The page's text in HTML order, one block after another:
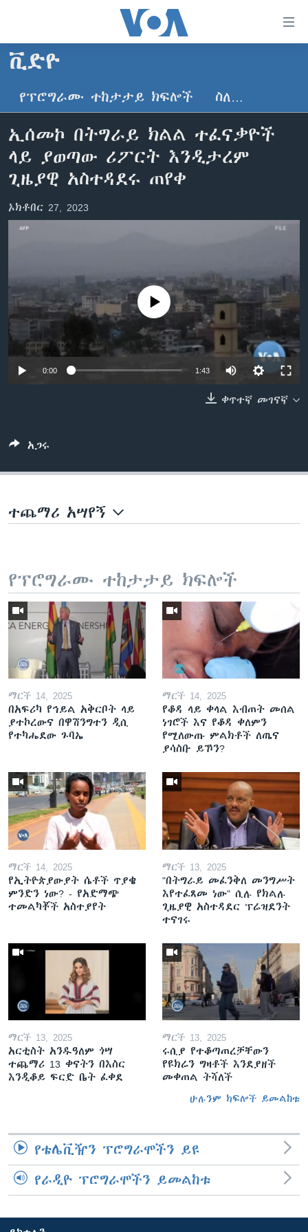
ማገናኛዎች
ዋናው
ይዘት
ወደ
ዋናው
ይዘት
እለፍ
ወደ
ዋናው
ዜና
ኢትዮጵያ
አሜሪካ
ኑሮ በጤንነት
ከምሽቱ ሦስት ሰዓት የአማርኛ ዜና
ቪዲዮ
ክምችት
ይከተሉን
ቋንቋዎች
ቪድዮ
የፕሮግራሙ ተከታታይ ክፍሎች ስለ…
ኢሰመኮ በትግራይ ክልል ተፈናቃዮች
ላይ ያወጣው ሪፖርት እንዲታረም
ጊዜያዊ አስተዳደሩ ጠየቀ
ኦክቶበር 27, 2023
No media source currently available
0:00 1:43
ቀጥተኛ መገናኛ
አጋሩ
ተጨማሪ አሣየኝ
የፕሮግራሙ ተከታታይ ክፍሎች
ማርች 14, 2025
በአፍሪካ የኅይል አቅርቦት ላይ
ያተኮረውና በዋሽንግተን ዲሲ
የተካሔደው ጉባኤ
ማርች 14, 2025
የቆዳ ላይ ቀላል እብጠት መሰል
ነገሮች እና የቆዳ ቀለምን
የሚለውጡ ምልክቶች ለጤና
ያሳስቡ ይኾን?
ማርች 14, 2025
የኢትዮጵያውያት ሴቶች ጥያቄ
ምንድን ነው? - የአድማጭ
ተመልካቾች አስተያየት
ማርች 13, 2025
"በትግራይ መፈንቅለ መንግሥት
እየተፈጸመ ነው" ሲሉ የክልሉ
ጊዜያዊ አስተዳደር ፕሬዝደንት
ተናገሩ
ማርች 13, 2025
አርቲስት አንዱዓለም ጎሣ
ተጨማሪ 13 ቀናትን በእስር
እንዲቆይ ፍርድ ቤት ፈቀደ
ማርች 13, 2025
ሩሲያ የተቆጣጠረቻቸውን
የዩክሬን ግዛቶች እንደያዘች
መቀጠል ትሻለች
ሁሉንም ክፍሎች ይመልከቱ
የቴሌቪዥን ፕሮግራሞችን ይዩ
የራዲዮ ፕሮግራሞችን ይመልከቱ